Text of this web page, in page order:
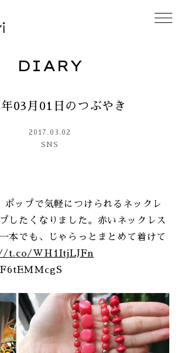
ABOUT
ACCESS
DIARY
CONTACT
ONLINE SHOP
DIARY
03月01日のつぶやき
2017.03.02
SNS
ポップで気軽につけられるネックレ
したくなりました。赤いネックレス
本でも、じゃらっとまとめて着けて
t.co/WH1ItjLJFn